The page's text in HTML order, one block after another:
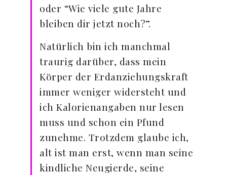
oder “Wie viele gute Jahre
bleiben dir jetzt noch?”.
Natürlich bin ich manchmal
traurig darüber, dass mein
Körper der Erdanziehungskraft
immer weniger widersteht und
ich Kalorienangaben nur lesen
muss und schon ein Pfund
zunehme. Trotzdem glaube ich,
alt ist man erst, wenn man seine
kindliche Neugierde, seine